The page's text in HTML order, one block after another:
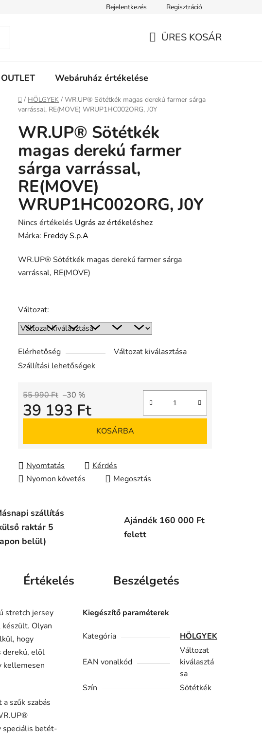
Fizetési feltételek Kereskedőknek
Bejelentkezés Regisztráció
ÜRES KOSÁR
OUTLET Webáruház értékelése
Kezdőlap
/ HÖLGYEK / WR.UP® Sötétkék magas derekú farmer sárga
varrással, RE(MOVE) WRUP1HC002ORG, J0Y
WR.UP® Sötétkék
magas derekú farmer
sárga varrással,
RE(MOVE)
WRUP1HC002ORG, J0Y
A
termék
értékelése
5-
csillag.
Nincs értékelés Ugrás az értékeléshez
Márka: Freddy S.p.A
WR.UP® Sötétkék magas derekú farmer sárga
varrással, RE(MOVE)
Változat:
Elérhetőség
Változat kiválasztása
Szállítási lehetőségek
55 990 Ft –30 %
39 193 Ft
KOSÁRBA
Nyomtatás
Kérdés
Nyomon követés
Megosztás
szállítás
raktár 5
belül)
Ajándék 160 000 Ft
felett
Értékelés Beszélgetés
stretch jersey
Olyan
hogy
derekú, elöl
kellemesen
szűk szabás
speciális betét-
Kiegészítő paraméterek
Kategória HÖLGYEK
EAN vonalkód
Változat
kiválasztá
sa
Szín
Sötétkék